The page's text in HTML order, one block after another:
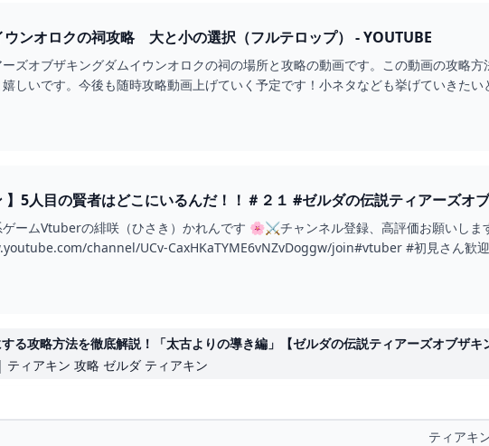
ウンオロクの祠攻略 大と小の選択（フルテロップ） - YOUTUBE
ズオブザキングダムイウンオロクの祠の場所と攻略の動画です。この動画の攻略
しいです。今後も随時攻略動画上げていく予定です！小ネタなども挙げていきた
5人目の賢者はどこにいるんだ！！＃２１ #ゼルダの伝説ティアーズオ
ームVtuberの緋咲（ひさき）かれんです 🌸⚔チャンネル登録、高評価お願いしま
です！https://www.youtube.com/channel/UCv-
る攻略方法を徹底解説！「太古よりの導き編」【ゼルダの伝説ティアーズオブザ
ティアキン 攻略 ゼルダ ティアキン
ティアキ